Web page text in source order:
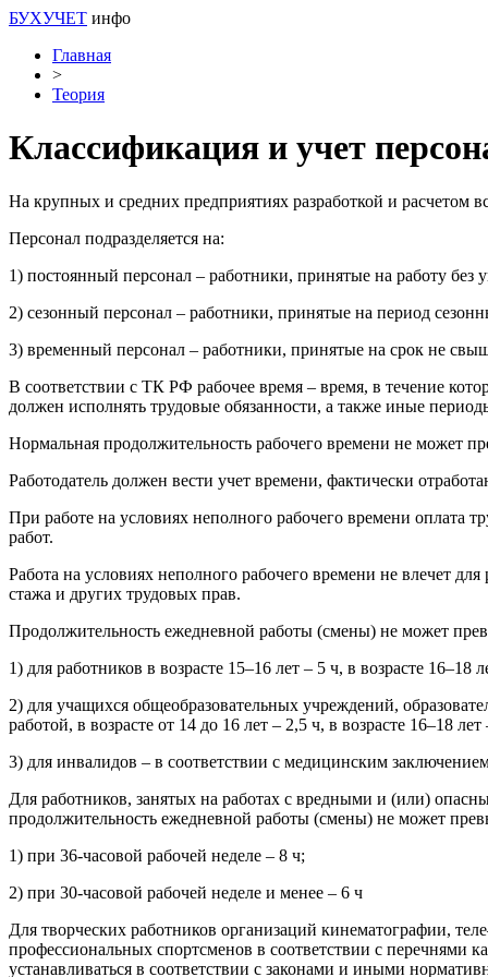
БУХУЧЕТ инфо
Главная
>
Теория
Классификация и учет
На крупных и средних предприятиях разработкой и расчетом
Персонал подразделяется на:
1) постоянный персонал – работники, принятые на работу без
2) сезонный персонал – работники, принятые на период
3) временный персонал – работники, принятые на срок не
В соответствии с ТК РФ рабочее время – время, в течение
должен исполнять трудовые обязанности, а также иные
Нормальная продолжительность рабочего времени не может
Работодатель должен вести учет времени, фактически
При работе на условиях неполного рабочего времени оплата
работ.
Работа на условиях неполного рабочего времени не влечет
стажа и других трудовых прав.
Продолжительность ежедневной работы (смены) не может
1) для работников в возрасте 15–16 лет – 5 ч, в возрасте 16–18
2) для учащихся общеобразовательных учреждений,
работой, в возрасте от 14 до 16 лет – 2,5 ч, в возрасте 16–18 лет
3) для инвалидов – в соответствии с медицинским
Для работников, занятых на работах с вредными и (или)
продолжительность ежедневной работы (смены) не может
1) при 36-часовой рабочей неделе – 8 ч;
2) при 30-часовой рабочей неделе и менее – 6 ч
Для творческих работников организаций кинематографии,
профессиональных спортсменов в соответствии с перечнями
устанавливаться в соответствии с законами и иными